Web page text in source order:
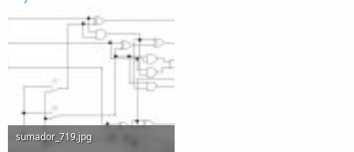
sumador_719.jpg